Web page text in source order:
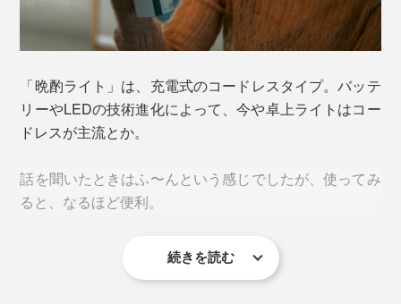
「晩酌ライト」は、充電式のコードレスタイプ。バッテ
リーやLEDの技術進化によって、今や卓上ライトはコー
ドレスが主流とか。
話を聞いたときはふ〜んという感じでしたが、使ってみ
ると、なるほど便利。
コードありの照明は、コンセントのない場所には置けな
続きを読む